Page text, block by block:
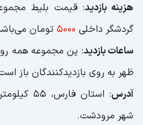
هزینه بازدید: قیمت بلیط
گردشگر داخلی 5000 تومان
ساعات بازدید
ظهر به روی بازدیدکنندگان باز
آدرس
شهر مرودشت.